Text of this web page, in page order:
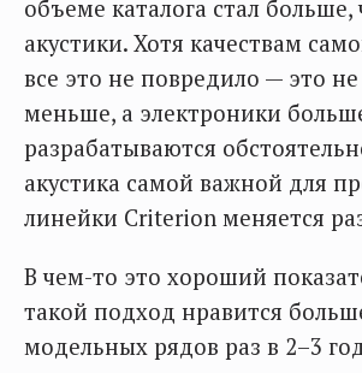
объеме каталога стал больше,
акустики. Хотя качествам
все это не повредило — это не
меньше, а электроники
разрабатываются
акустика самой важной для
линейки Criterion меняется
В чем-то это хороший
такой подход нравится
модельных рядов раз в 2–3